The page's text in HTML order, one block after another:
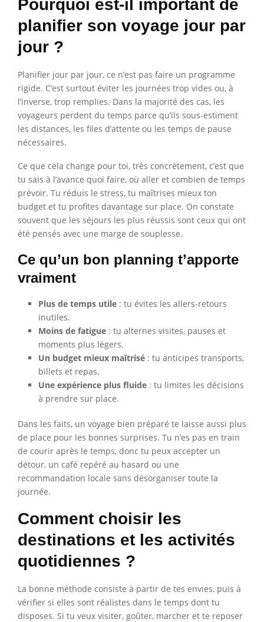
Pourquoi est-il important de
planifier son voyage jour par
jour ?
Planifier jour par jour, ce n’est pas faire un programme
rigide. C’est surtout éviter les journées trop vides ou, à
l’inverse, trop remplies. Dans la majorité des cas, les
voyageurs perdent du temps parce qu’ils sous-estiment
les distances, les files d’attente ou les temps de pause
nécessaires.
Ce que cela change pour toi, très concrètement, c’est que
tu sais à l’avance quoi faire, où aller et combien de temps
prévoir. Tu réduis le stress, tu maîtrises mieux ton
budget et tu profites davantage sur place. On constate
souvent que les séjours les plus réussis sont ceux qui ont
été pensés avec une marge de souplesse.
Ce qu’un bon planning t’apporte
vraiment
Plus de temps utile : tu évites les allers-retours
inutiles.
Moins de fatigue : tu alternes visites, pauses et
moments plus légers.
Un budget mieux maîtrisé : tu anticipes transports,
billets et repas.
Une expérience plus fluide : tu limites les décisions
à prendre sur place.
Dans les faits, un voyage bien préparé te laisse aussi plus
de place pour les bonnes surprises. Tu n’es pas en train
de courir après le temps, donc tu peux accepter un
détour, un café repéré au hasard ou une
recommandation locale sans désorganiser toute la
journée.
Comment choisir les
destinations et les activités
quotidiennes ?
La bonne méthode consiste à partir de tes envies, puis à
vérifier si elles sont réalistes dans le temps dont tu
disposes. Si tu veux visiter, goûter, marcher et te reposer